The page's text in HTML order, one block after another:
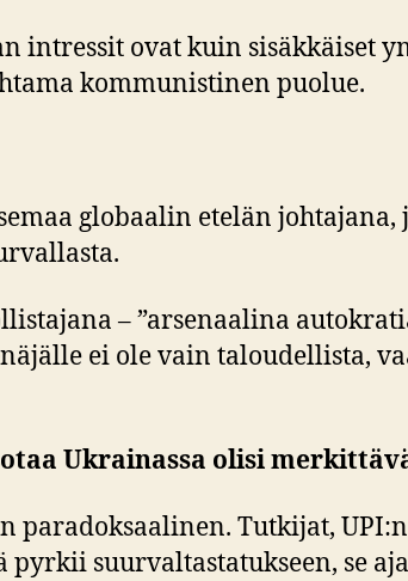
intressit ovat kuin sisäkkäiset
kommunistinen puolue.
globaalin etelän
– ”arsenaalina
ei ole vain taloudellista,
Ukrainassa olisi
paradoksaalinen. Tutkijat,
pyrkii suurvaltastatukseen, se